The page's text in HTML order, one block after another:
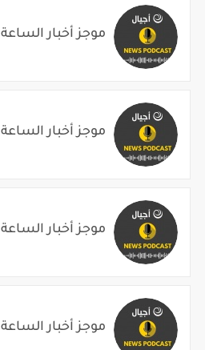
موجز أخبار الساعة 8م 2026/08/05
موجز أخبار الساعة 7م 2026/08/05
موجز أخبار الساعة 6م 2026/08/05
موجز أخبار الساعة 5م 2026/08/05